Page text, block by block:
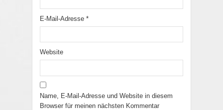
E-Mail-Adresse *
Website
Name, E-Mail-Adresse und Website in diesem
Browser für meinen nächsten Kommentar